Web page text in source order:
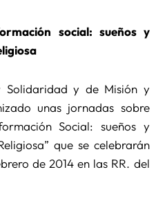
social: sueños y
Solidaridad y de Misión y
unas jornadas sobre
Social: sueños y
que se celebrarán
de 2014 en las RR. del